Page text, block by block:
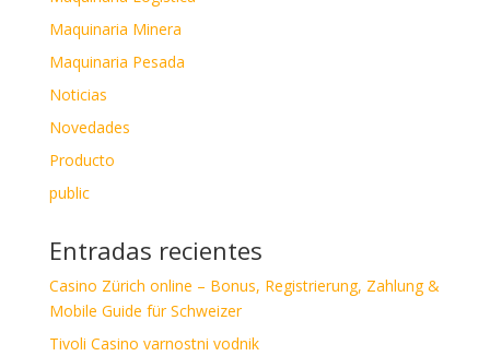
Maquinaria Minera
Maquinaria Pesada
Noticias
Novedades
Producto
public
Entradas recientes
Casino Zürich online – Bonus, Registrierung, Zahlung &
Mobile Guide für Schweizer
Tivoli Casino varnostni vodnik